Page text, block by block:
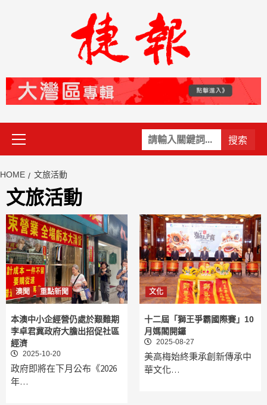
關
鍵
Primary
Menu
HOME 文旅活動
文旅活動
澳聞 重點新聞
本澳中小企經營仍處於艱難期
李卓君冀政府大膽出招促社區
經濟
2025-10-20
政府即將在下月公布《2026
年…
文化
十二屆「獅王爭霸國際賽」10
月媽閣開鑼
2025-08-27
美高梅始終秉承創新傳承中
華文化…